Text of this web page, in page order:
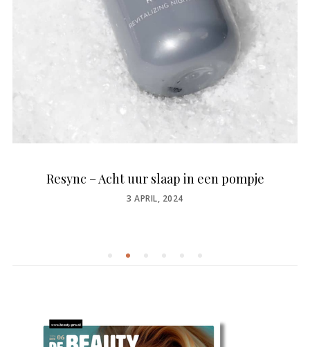
Resync – Acht uur slaap in een pompje
POSTED
3 APRIL, 2024